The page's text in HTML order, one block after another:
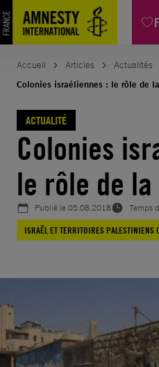
Aller
au
contenu
Accueil Articles
Actualités
Colonies israéliennes : le rôle de
ACTUALITÉ
Colonies
le rôle de
Publié le05.08.2018
Temps
ISRAËL ET TERRITOIRES PALESTINIENS